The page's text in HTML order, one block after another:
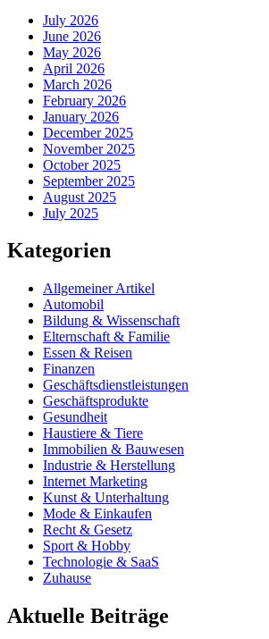
July 2026
June 2026
May 2026
April 2026
March 2026
February 2026
January 2026
December 2025
November 2025
October 2025
September 2025
August 2025
July 2025
Kategorien
Allgemeiner Artikel
Automobil
Bildung & Wissenschaft
Elternschaft & Familie
Essen & Reisen
Finanzen
Geschäftsdienstleistungen
Geschäftsprodukte
Gesundheit
Haustiere & Tiere
Immobilien & Bauwesen
Industrie & Herstellung
Internet Marketing
Kunst & Unterhaltung
Mode & Einkaufen
Recht & Gesetz
Sport & Hobby
Technologie & SaaS
Zuhause
Aktuelle Beiträge